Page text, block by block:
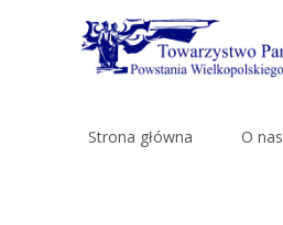
Strona główna O nas